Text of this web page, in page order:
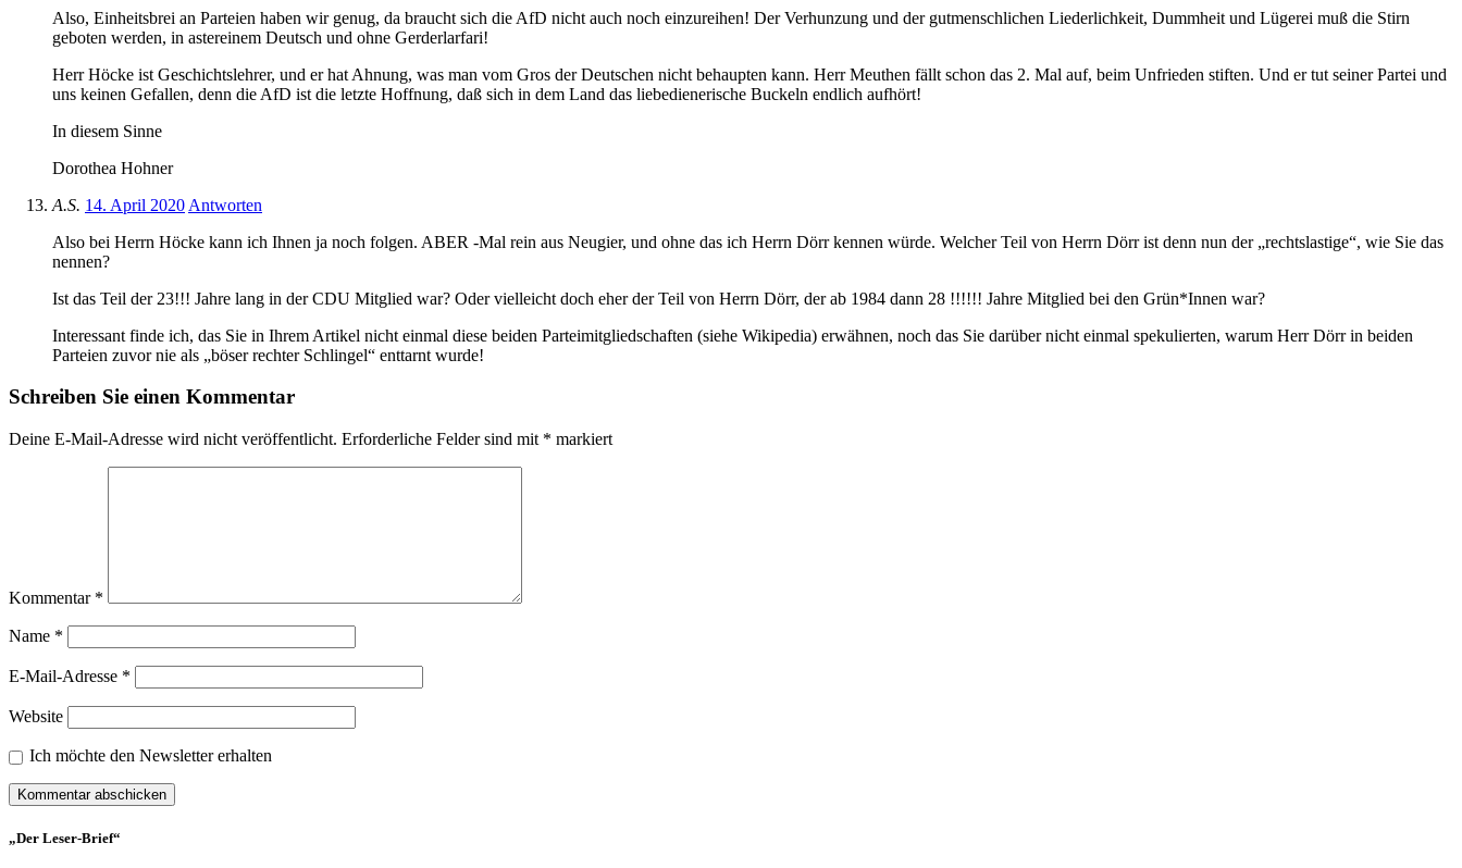
Also, Einheitsbrei an Parteien haben wir genug, da braucht sich die AfD nicht auch noch einzureihen! Der Verhunzung und der gutmenschlichen Liederlichkeit, Dummheit und Lügerei muß die Stirn
geboten werden, in astereinem Deutsch und ohne Gerderlarfari!
Herr Höcke ist Geschichtslehrer, und er hat Ahnung, was man vom Gros der Deutschen nicht behaupten kann. Herr Meuthen fällt schon das 2. Mal auf, beim Unfrieden stiften. Und er tut seiner Partei und
uns keinen Gefallen, denn die AfD ist die letzte Hoffnung, daß sich in dem Land das liebedienerische Buckeln endlich aufhört!
In diesem Sinne
Dorothea Hohner
A.S. 14. April 2020 Antworten
Also bei Herrn Höcke kann ich Ihnen ja noch folgen. ABER -Mal rein aus Neugier, und ohne das ich Herrn Dörr kennen würde. Welcher Teil von Herrn Dörr ist denn nun der „rechtslastige“, wie Sie das
nennen?
Ist das Teil der 23!!! Jahre lang in der CDU Mitglied war? Oder vielleicht doch eher der Teil von Herrn Dörr, der ab 1984 dann 28 !!!!!! Jahre Mitglied bei den Grün*Innen war?
Interessant finde ich, das Sie in Ihrem Artikel nicht einmal diese beiden Parteimitgliedschaften (siehe Wikipedia) erwähnen, noch das Sie darüber nicht einmal spekulierten, warum Herr Dörr in beiden
Parteien zuvor nie als „böser rechter Schlingel“ enttarnt wurde!
Schreiben Sie einen Kommentar
Deine E-Mail-Adresse wird nicht veröffentlicht. Erforderliche Felder sind mit * markiert
Kommentar *
Name *
E-Mail-Adresse *
Website
Ich möchte den Newsletter erhalten
„Der Leser-Brief“